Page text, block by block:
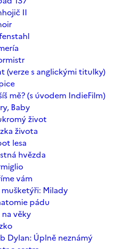
II
(verze s anglickými titulky)
mě? (s úvodem IndieFilm)
Baby
život
života
lesa
hvězda
vám
mušketýři: Milady
pádu
na věky
Dylan: Úplně neznámý